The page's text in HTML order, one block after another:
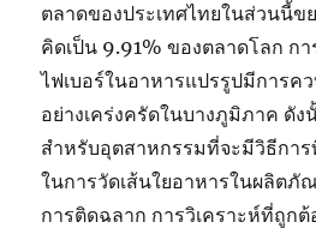
ตลาดของประเทศไทยในส่วนนี้ข
คิดเป็น 9.91% ของตลาดโลก ก
ไฟเบอร์ในอาหารแปรรูปมีการค
อย่างเคร่งครัดในบางภูมิภาค ดั
สำหรับอุตสาหกรรมที่จะมีวิธีกา
ในการวัดเส้นใยอาหารในผลิตภั
การติดฉลาก การวิเคราะห์ที่ถูกต้